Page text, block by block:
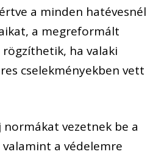
a minden hatévesnél
a megreformált
ha valaki
cselekményekben vett
vezetnek be a
a védelemre